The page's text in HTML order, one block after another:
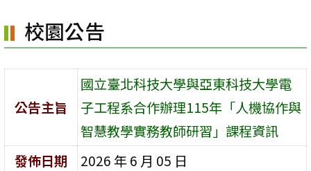
區
校園公告
公告主旨
國立臺北科技大學與亞東科技大學電
子工程系合作辦理115年「人機協作與
智慧教學實務教師研習」課程資訊
發佈日期
2026 年 6 月 05 日